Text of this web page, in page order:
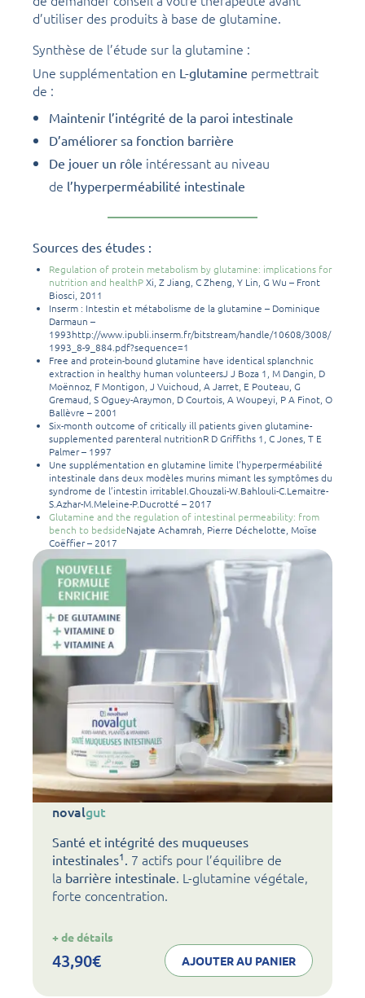
d’utiliser des produits à base de glutamine.
Synthèse de l’étude sur la glutamine :
Une supplémentation en L-glutamine permettrait
de :
Maintenir l’intégrité de la paroi intestinale
D’améliorer sa fonction barrière
De jouer un rôle intéressant au niveau
de l’hyperperméabilité intestinale
Sources des études :
Regulation of protein metabolism by glutamine: implications for
nutrition and healthPXi, Z Jiang, C Zheng, Y Lin, G Wu – Front
Biosci, 2011
Inserm : Intestin et métabolisme de la glutamine – Dominique
Darmaun –
1993http://www.ipubli.inserm.fr/bitstream/handle/10608/3008/
1993_8-9_884.pdf?sequence=1
Free and protein-bound glutamine have identical splanchnic
extraction in healthy human volunteersJ J Boza 1, M Dangin, D
Moënnoz, F Montigon, J Vuichoud, A Jarret, E Pouteau, G
Gremaud, S Oguey-Araymon, D Courtois, A Woupeyi, P A Finot, O
Ballèvre – 2001
Six-month outcome of critically ill patients given glutamine-
supplemented parenteral nutritionR D Griffiths 1, C Jones, T E
Palmer – 1997
Une supplémentation en glutamine limite l’hyperperméabilité
intestinale dans deux modèles murins mimant les symptômes du
syndrome de l’intestin irritableI.Ghouzali-W.Bahlouli-C.Lemaitre-
S.Azhar-M.Meleine-P.Ducrotté – 2017
Glutamine and the regulation of intestinal permeability: from
bench to bedsideNajate Achamrah, Pierre Déchelotte, Moïse
Coëffier – 2017
novalgut
Santé et intégrité des muqueuses
intestinales1. 7 actifs pour l’équilibre de
la barrière intestinale. L-glutamine végétale,
forte concentration.
+ de détails
43,90€ AJOUTER AU PANIER